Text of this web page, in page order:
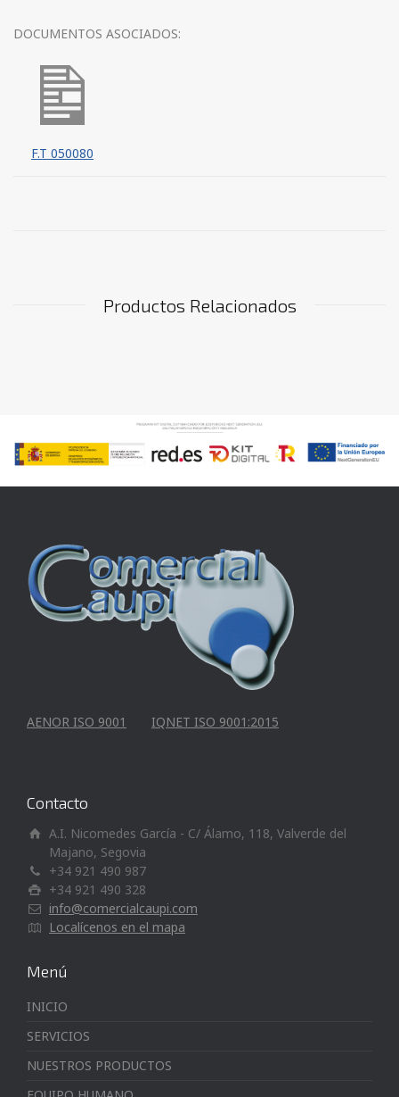
DOCUMENTOS ASOCIADOS:
F.T 050080
Productos Relacionados
AENOR ISO 9001 IQNET ISO 9001:2015
Contacto
A.I. Nicomedes García - C/ Álamo, 118, Valverde del
Majano, Segovia
+34 921 490 987
+34 921 490 328
info@comercialcaupi.com
Localícenos en el mapa
Menú
INICIO
SERVICIOS
NUESTROS PRODUCTOS